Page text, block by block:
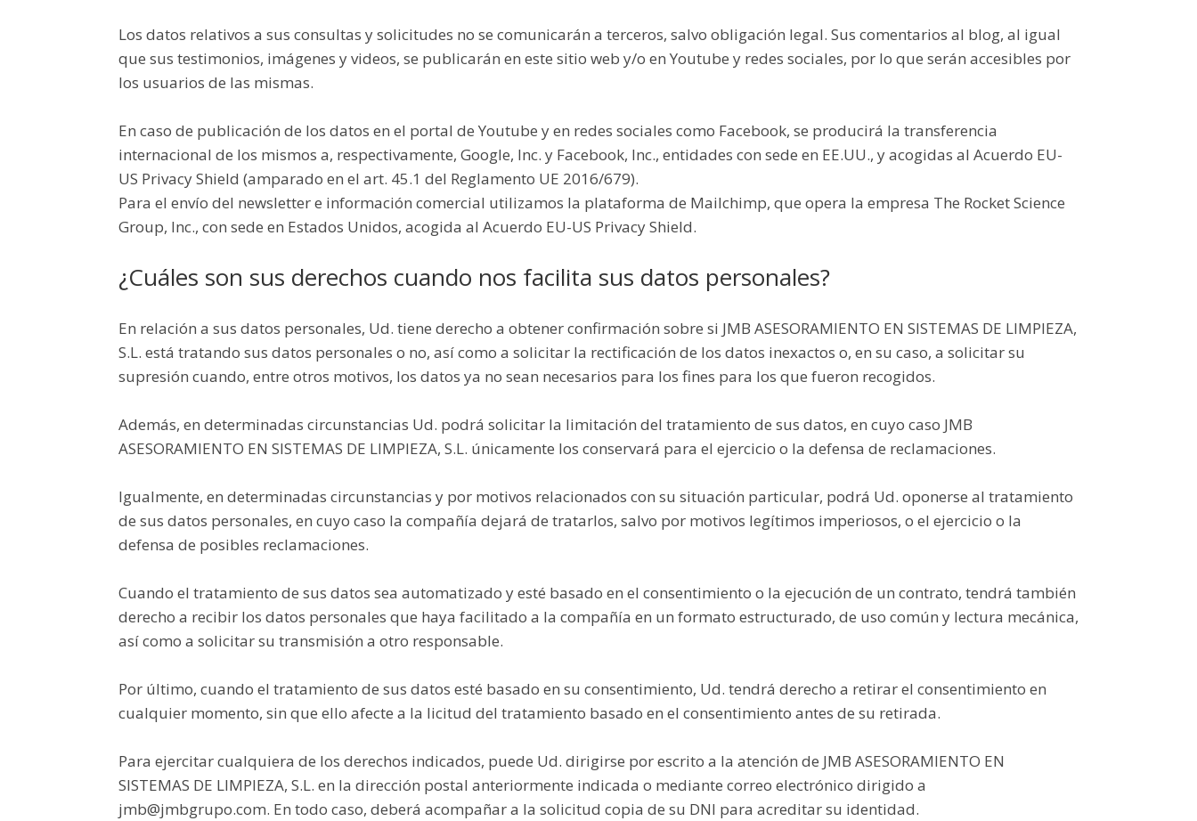
Los datos relativos a sus consultas y solicitudes no se comunicarán a terceros, salvo obligación legal. Sus comentarios al blog, al igual
que sus testimonios, imágenes y videos, se publicarán en este sitio web y/o en Youtube y redes sociales, por lo que serán accesibles por
los usuarios de las mismas.
En caso de publicación de los datos en el portal de Youtube y en redes sociales como Facebook, se producirá la transferencia
internacional de los mismos a, respectivamente, Google, Inc. y Facebook, Inc., entidades con sede en EE.UU., y acogidas al Acuerdo EU-
US Privacy Shield (amparado en el art. 45.1 del Reglamento UE 2016/679).
Para el envío del newsletter e información comercial utilizamos la plataforma de Mailchimp, que opera la empresa The Rocket Science
Group, Inc., con sede en Estados Unidos, acogida al Acuerdo EU-US Privacy Shield.
¿Cuáles son sus derechos cuando nos facilita sus datos personales?
En relación a sus datos personales, Ud. tiene derecho a obtener confirmación sobre si JMB ASESORAMIENTO EN SISTEMAS DE LIMPIEZA,
S.L. está tratando sus datos personales o no, así como a solicitar la rectificación de los datos inexactos o, en su caso, a solicitar su
supresión cuando, entre otros motivos, los datos ya no sean necesarios para los fines para los que fueron recogidos.
Además, en determinadas circunstancias Ud. podrá solicitar la limitación del tratamiento de sus datos, en cuyo caso JMB
ASESORAMIENTO EN SISTEMAS DE LIMPIEZA, S.L. únicamente los conservará para el ejercicio o la defensa de reclamaciones.
Igualmente, en determinadas circunstancias y por motivos relacionados con su situación particular, podrá Ud. oponerse al tratamiento
de sus datos personales, en cuyo caso la compañía dejará de tratarlos, salvo por motivos legítimos imperiosos, o el ejercicio o la
defensa de posibles reclamaciones.
Cuando el tratamiento de sus datos sea automatizado y esté basado en el consentimiento o la ejecución de un contrato, tendrá también
derecho a recibir los datos personales que haya facilitado a la compañía en un formato estructurado, de uso común y lectura mecánica,
así como a solicitar su transmisión a otro responsable.
Por último, cuando el tratamiento de sus datos esté basado en su consentimiento, Ud. tendrá derecho a retirar el consentimiento en
cualquier momento, sin que ello afecte a la licitud del tratamiento basado en el consentimiento antes de su retirada.
Para ejercitar cualquiera de los derechos indicados, puede Ud. dirigirse por escrito a la atención de JMB ASESORAMIENTO EN
SISTEMAS DE LIMPIEZA, S.L. en la dirección postal anteriormente indicada o mediante correo electrónico dirigido a
jmb@jmbgrupo.com. En todo caso, deberá acompañar a la solicitud copia de su DNI para acreditar su identidad.